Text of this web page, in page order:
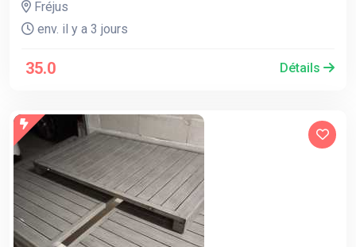
Fréjus
env. il y a 3 jours
35.0 Détails